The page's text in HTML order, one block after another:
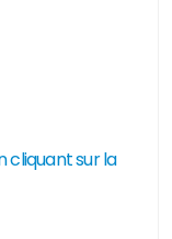
cliquant sur la